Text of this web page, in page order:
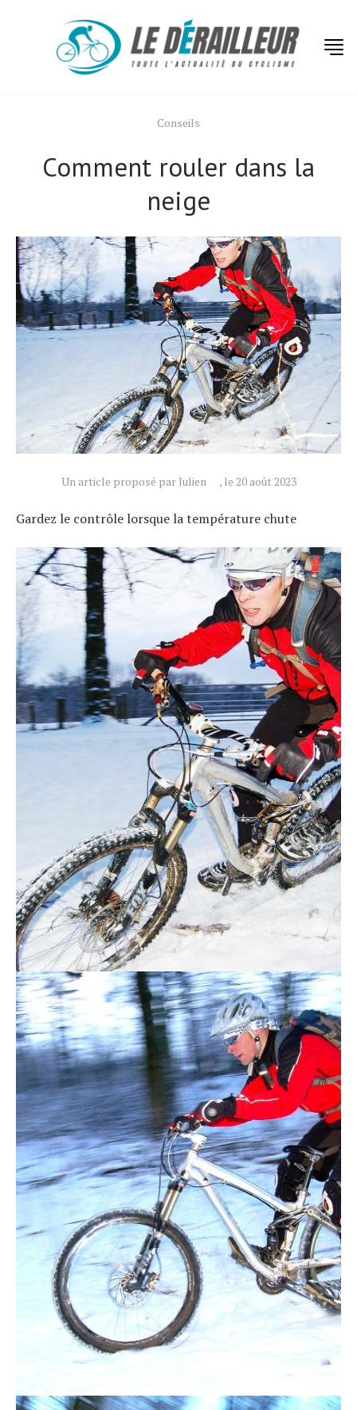
Conseils
Comment rouler dans la
neige
Un article proposé par Julien , le 20 août 2023
Gardez le contrôle lorsque la température chute